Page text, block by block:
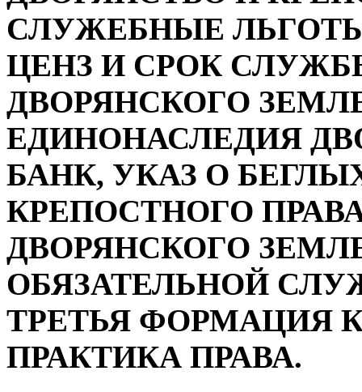
СЛУЖЕБНЫЕ
ЦЕНЗ И СРОК
ДВОРЯНСКОГО
ЕДИНОНАСЛЕДИЯ
БАНК, УКАЗ О
КРЕПОСТНОГО
ДВОРЯНСКОГО
ОБЯЗАТЕЛЬНОЙ
ТРЕТЬЯ ФОРМАЦИЯ
ПРАКТИКА ПРАВА.